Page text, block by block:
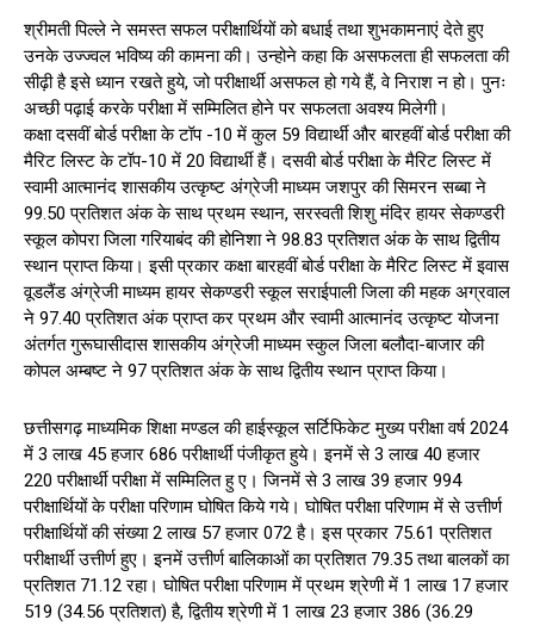
श्रीमती पिल्ले ने समस्त सफल परीक्षार्थियों को बधाई तथा शुभकामनाएं देते हुए
उनके उज्ज्वल भविष्य की कामना की। उन्होने कहा कि असफलता ही सफलता की
सीढ़ी है इसे ध्यान रखते हुये, जो परीक्षार्थी असफल हो गये हैं, वे निराश न हो। पुनः
अच्छी पढ़ाई करके परीक्षा में सम्मिलित होने पर सफलता अवश्य मिलेगी।
कक्षा दसवीं बोर्ड परीक्षा के टॉप -10 में कुल 59 विद्यार्थी और बारहवीं बोर्ड परीक्षा की
मैरिट लिस्ट के टॉप-10 में 20 विद्यार्थी हैं। दसवी बोर्ड परीक्षा के मैरिट लिस्ट में
स्वामी आत्मानंद शासकीय उत्कृष्ट अंग्रेजी माध्यम जशपुर की सिमरन सब्बा ने
99.50 प्रतिशत अंक के साथ प्रथम स्थान, सरस्वती शिशु मंदिर हायर सेकण्डरी
स्कूल कोपरा जिला गरियाबंद की होनिशा ने 98.83 प्रतिशत अंक के साथ द्वितीय
स्थान प्राप्त किया। इसी प्रकार कक्षा बारहवीं बोर्ड परीक्षा के मैरिट लिस्ट में इवास
वूडलैंड अंग्रेजी माध्यम हायर सेकण्डरी स्कूल सराईपाली जिला की महक अग्रवाल
ने 97.40 प्रतिशत अंक प्राप्त कर प्रथम और स्वामी आत्मानंद उत्कृष्ट योजना
अंतर्गत गुरूघासीदास शासकीय अंग्रेजी माध्यम स्कुल जिला बलौदा-बाजार की
कोपल अम्बष्ट ने 97 प्रतिशत अंक के साथ द्वितीय स्थान प्राप्त किया।
छत्तीसगढ़ माध्यमिक शिक्षा मण्डल की हाईस्कूल सर्टिफिकेट मुख्य परीक्षा वर्ष 2024
में 3 लाख 45 हजार 686 परीक्षार्थी पंजीकृत हुये। इनमें से 3 लाख 40 हजार
220 परीक्षार्थी परीक्षा में सम्मिलित हु ए। जिनमें से 3 लाख 39 हजार 994
परीक्षार्थियों के परीक्षा परिणाम घोषित किये गये। घोषित परीक्षा परिणाम में से उत्तीर्ण
परीक्षार्थियों की संख्या 2 लाख 57 हजार 072 है। इस प्रकार 75.61 प्रतिशत
परीक्षार्थी उत्तीर्ण हुए। इनमें उत्तीर्ण बालिकाओं का प्रतिशत 79.35 तथा बालकों का
प्रतिशत 71.12 रहा। घोषित परीक्षा परिणाम में प्रथम श्रेणी में 1 लाख 17 हजार
519 (34.56 प्रतिशत) है, द्वितीय श्रेणी में 1 लाख 23 हजार 386 (36.29